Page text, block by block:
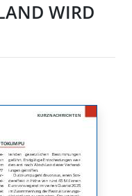
WIRD